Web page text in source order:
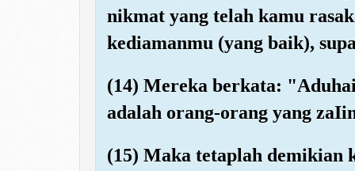
nikmat yang telah kamu
kediamanmu (yang baik),
(14) Mereka berkata:
adalah orang-orang yang
(15) Maka tetaplah demikian